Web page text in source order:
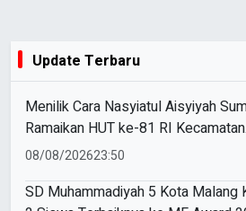
Update Terbaru
Menilik Cara Nasyiatul Aisyiyah
Ramaikan HUT ke-81 RI Kecamatan
Sukodadi
08/08/202623:50
SD Muhammadiyah 5 Kota Malang